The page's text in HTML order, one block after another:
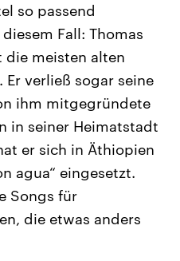
aus
USA
Aktuelle Beiträge,
Hintergründe
Wirtschaftlich und
gehören die Vereinigten
mit großem Einfluss auf
Podcasts
so passend
Fall: Thomas
die meisten alten
verließ sogar seine
ihm mitgegründete
in seiner Heimatstadt
er sich in Äthiopien
agua“ eingesetzt.
Songs für
die etwas anders